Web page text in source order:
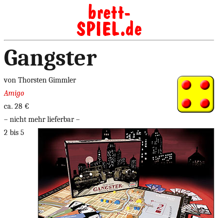
Gangster
von Thorsten Gimmler
Amigo
ca. 28 €
– nicht mehr lieferbar –
2 bis 5